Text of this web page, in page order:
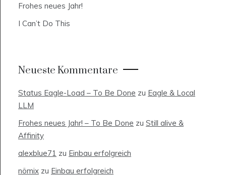
Frohes neues Jahr!
I Can’t Do This
Neueste Kommentare
Status Eagle-Load – To Be Done zu Eagle & Local
LLM
Frohes neues Jahr! – To Be Done zu Still alive &
Affinity
alexblue71 zu Einbau erfolgreich
nömix zu Einbau erfolgreich